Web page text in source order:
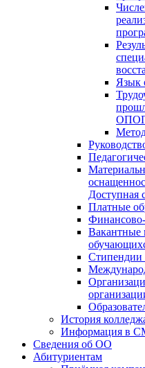
Язык
ОПОП
Доступная
Платные
Финансово-
Вакантные
Стипендии
История
Информация в
Сведения об ОО
Абитуриентам